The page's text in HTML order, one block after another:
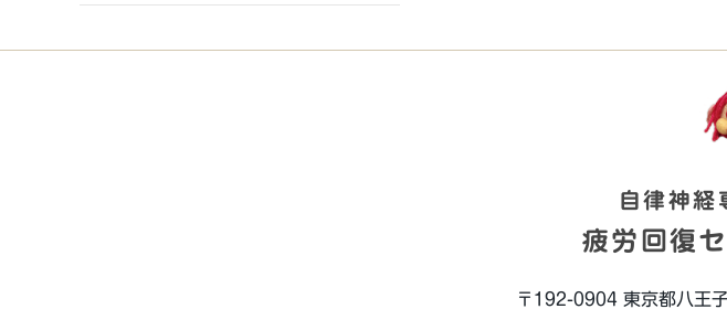
自律神経
疲労回復
〒192-0904 東京都八王